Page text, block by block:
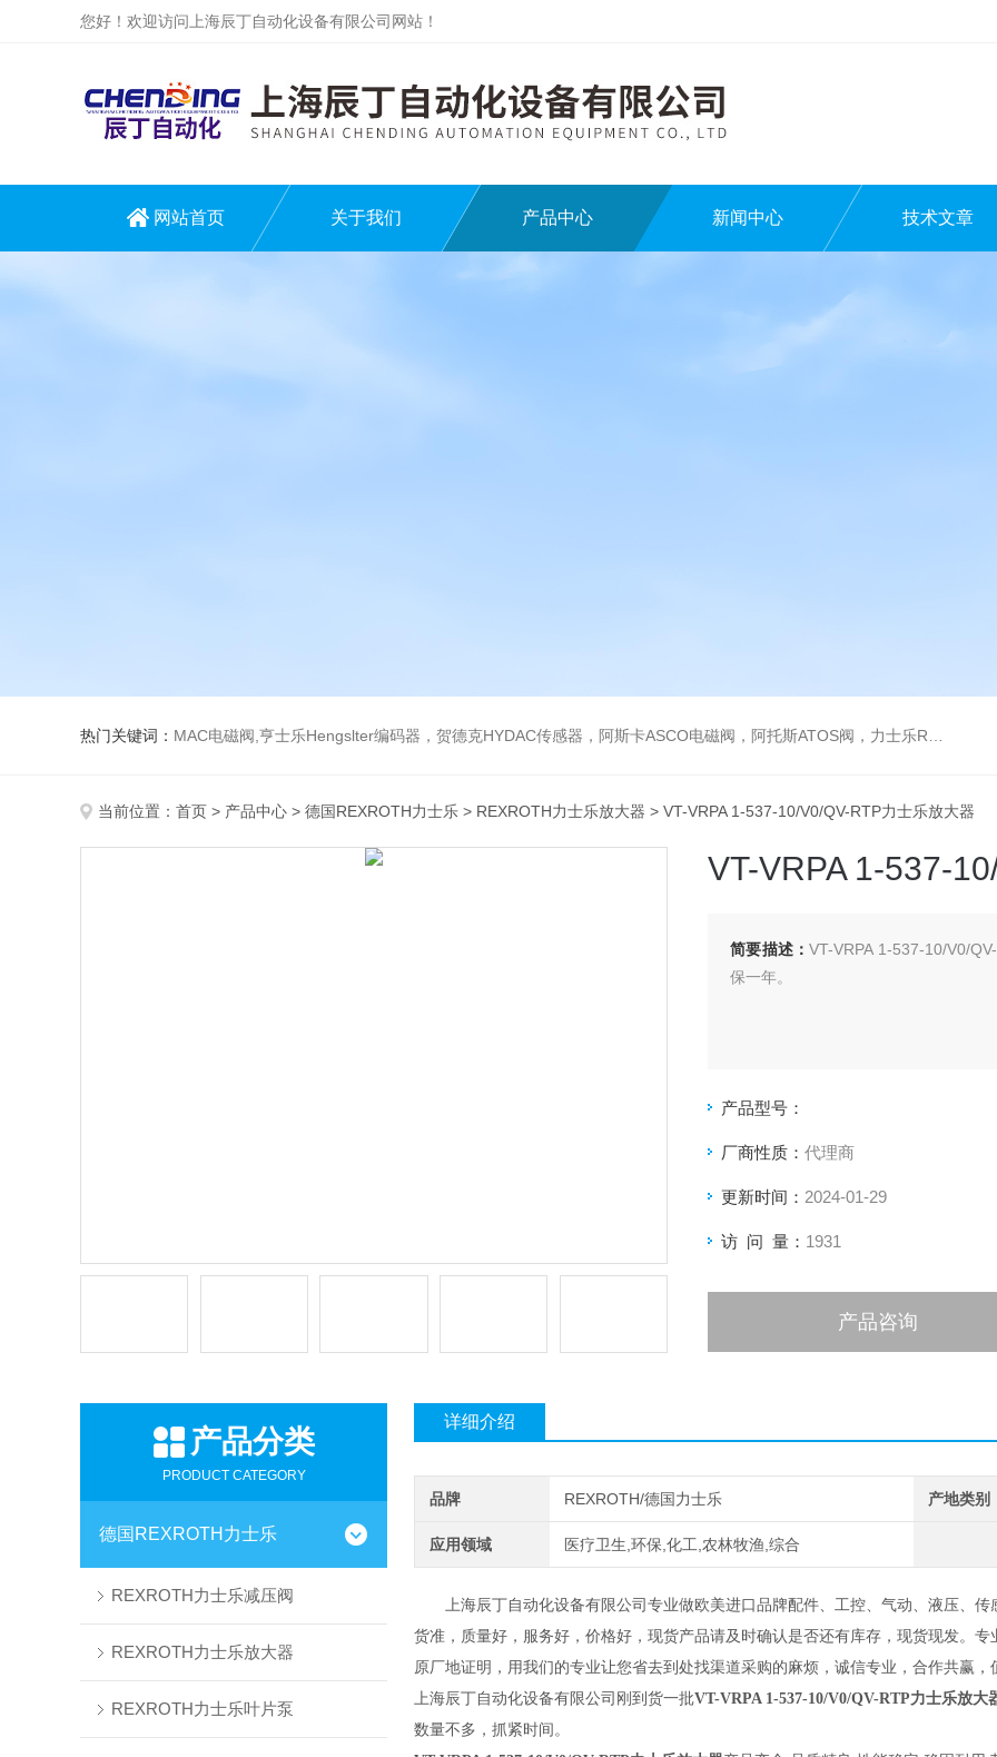
您好！欢迎访问上海辰丁自动化设备有限公司网站！
网站首页 关于我们 产品中心 新闻中心 技术文章
热门关键词： MAC电磁阀,亨士乐Hengslter编码器，贺德克HYDAC传感器，阿斯卡ASCO电磁阀，阿托斯ATOS阀，力士乐Rexroth泵，爱普EPRO传感器，穆格MOOG伺服阀，宝德BURKERT电磁阀，倍加福P F传感器
当前位置： 首页 > 产品中心 > 德国REXROTH力士乐 > REXROTH力士乐放大器 > VT-VRPA 1-537-10/V0/QV-RTP力士乐放大器
VT-VRPA 1-537-
简要描述：VT-VRPA 1-537-10/V0/
保一年。
产品型号：
厂商性质： 代理商
更新时间： 2024-01-29
访 问 量： 1931
产品咨询
产品分类
PRODUCT CATEGORY
德国REXROTH力士乐
REXROTH力士乐减压阀
REXROTH力士乐放大器
REXROTH力士乐叶片泵
详细介绍
品牌 REXROTH/德国力士乐 产地类别
应用领域 医疗卫生,环保,化工,农林牧渔,综合
上海辰丁自动化设备有限公司专业做欧美进口品牌配件、 工控、 气动、 液压、 传
货准 ， 质量好 ， 服务好 ， 价格好， 现货产品请及时确认是否还有库存 ， 现货现发。 专
原厂地证明，用我们的专业让您省去到处找渠道采购的麻烦，诚信专业，合作共赢，
上海辰丁自动化设备有限公司刚到货一批VT-VRPA 1-537-10/V0/QV-RTP力士乐放大
数量不多，抓紧时间。